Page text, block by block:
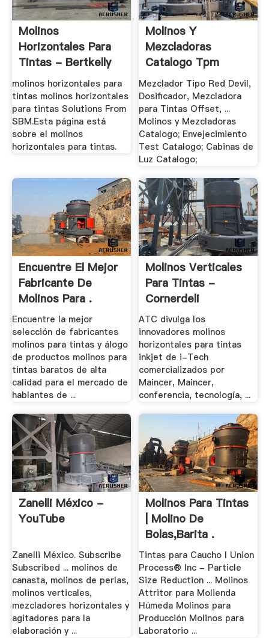
Molinos
Horizontales Para
Tintas - Bertkelly
molinos horizontales para
tintas molinos horizontales
para tintas Solutions From
SBM.Esta página está
sobre el molinos
horizontales para tintas.
Molinos Y
Mezcladoras
Catalogo Tpm
Equipos .
Mezclador Tipo Red Devil,
Dosificador, Mezcladora
para Tintas Offset, ...
Molinos y Mezcladoras
Catalogo; Envejecimiento
Test Catalogo; Cabinas de
Luz Catalogo;
Encuentre El Mejor
Fabricante De
Molinos Para .
Encuentre la mejor
selección de fabricantes
molinos para tintas y álogo
de productos molinos para
tintas baratos de alta
calidad para el mercado de
hablantes de ...
Molinos Verticales
Para Tintas -
Cornerdeli
ATC divulga los
innovadores molinos
horizontales para tintas
inkjet de i-Tech
comercializados por
Maincer, Maincer,
conferencia, tecnología, ...
Zanelli México -
YouTube
Zanelli México. Subscribe
Subscribed ... molinos de
canasta, molinos de perlas,
molinos verticales,
mezcladores horizontales y
agitadores para la
elaboración y ...
Molinos Para Tintas
| Molino De
Bolas,Barita .
Tintas para Caucho l Union
Process® Inc - Particle
Size Reduction ... Molinos
Attritor para Molienda
Húmeda Molinos para
Producción Molinos para
Laboratorio ...